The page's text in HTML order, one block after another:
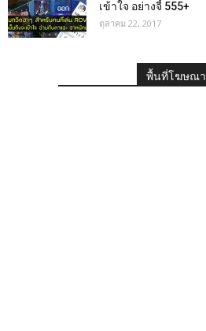
เข้าใจ อย่างจี้ 555+
ตุลาคม 22, 2017
พื้นที่โฆษณา